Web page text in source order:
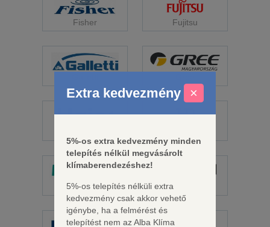
Fisher Fujitsu
Hisense Hitachi
Extra kedvezmény ×
5%-os extra kedvezmény minden
telepítés nélkül megvásárolt
klímaberendezéshez!
5%-os telepítés nélküli extra
kedvezmény csak akkor vehető
igénybe, ha a felmérést és
telepítést nem az Alba Klíma